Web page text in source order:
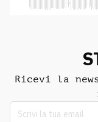
Ricevi la